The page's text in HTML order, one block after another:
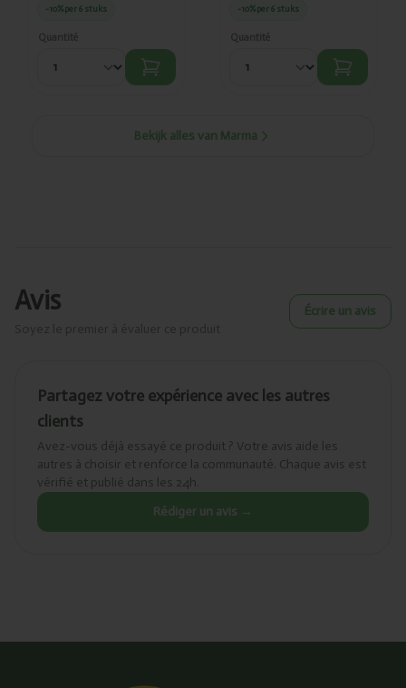
-10%per 6 stuks
Quantité
-10%per 6 stuks
Quantité
Bekijk alles van Marma
Avis Écrire un avis
Partagez votre expérience avec les autres
clients
Avez-vous déjà essayé ce produit ? Votre avis aide les
autres à choisir et renforce la communauté. Chaque avis est
vérifié et publié dans les 24h.
Rédiger un avis →